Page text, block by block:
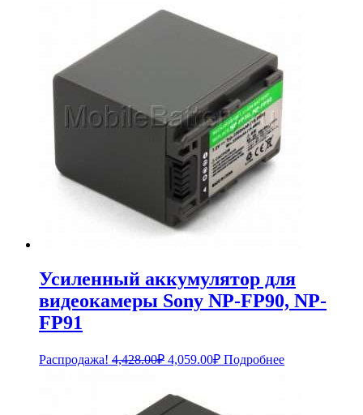
Усиленный аккумулятор для
видеокамеры Sony NP-FP90, NP-
FP91
Распродажа! 4,428.00₽ Первоначальная
4,428.00₽.
4,059.00₽Текущая
цена:
Подробнее